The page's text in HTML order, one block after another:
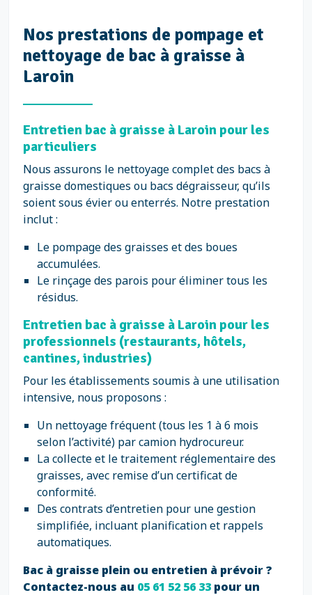
Nos prestations de pompage et
nettoyage de bac à graisse à
Laroin
Entretien bac à graisse à Laroin pour les
particuliers
Nous assurons le nettoyage complet des bacs à
graisse domestiques ou bacs dégraisseur, qu’ils
soient sous évier ou enterrés. Notre prestation
inclut :
Le pompage des graisses et des boues
accumulées.
Le rinçage des parois pour éliminer tous les
résidus.
Entretien bac à graisse à Laroin pour les
professionnels (restaurants, hôtels,
cantines, industries)
Pour les établissements soumis à une utilisation
intensive, nous proposons :
Un nettoyage fréquent (tous les 1 à 6 mois
selon l’activité) par camion hydrocureur.
La collecte et le traitement réglementaire des
graisses, avec remise d’un certificat de
conformité.
Des contrats d’entretien pour une gestion
simplifiée, incluant planification et rappels
automatiques.
Bac à graisse plein ou entretien à prévoir ?
Contactez-nous au 05 61 52 56 33 pour un